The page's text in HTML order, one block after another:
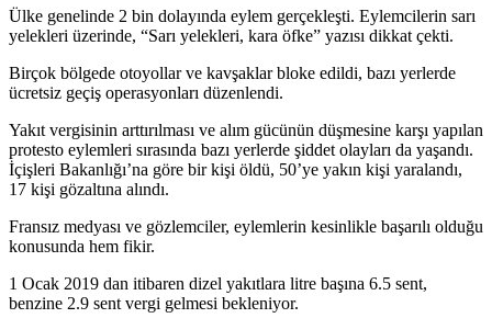
Ülke genelinde 2 bin dolayında eylem gerçekleşti. Eylemcilerin sarı
yelekleri üzerinde, “Sarı yelekleri, kara öfke” yazısı dikkat çekti.
Birçok bölgede otoyollar ve kavşaklar bloke edildi, bazı yerlerde
ücretsiz geçiş operasyonları düzenlendi.
Yakıt vergisinin arttırılması ve alım gücünün düşmesine karşı yapılan
protesto eylemleri sırasında bazı yerlerde şiddet olayları da yaşandı.
İçişleri Bakanlığı’na göre bir kişi öldü, 50’ye yakın kişi yaralandı,
17 kişi gözaltına alındı.
Fransız medyası ve gözlemciler, eylemlerin kesinlikle başarılı olduğu
konusunda hem fikir.
1 Ocak 2019 dan itibaren dizel yakıtlara litre başına 6.5 sent,
benzine 2.9 sent vergi gelmesi bekleniyor.